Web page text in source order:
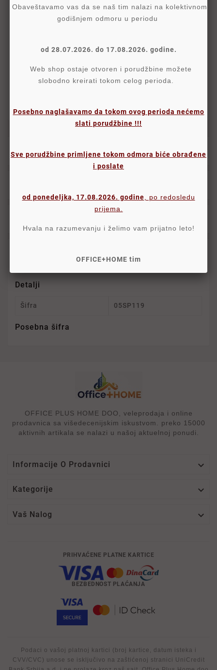
Write your review
Politika Sigurnosti
Politika Isporuke
Detalji
Detalji
Šifra 05SP119
Posebna šifra
OFFICE PLUS HOME DOO, veleprodaja i online
prodavnica sa višedecenijskim iskustvom. preko 15000
aktivnih artikala se nalazi u našoj aktuelnoj ponudi.
Informacije O Prodavnici 
Kategorije 
Vaš Nalog 
PRIHVAĆENE PLATNE KARTICE
BEZBEDNOST PLAĆANJA
Podaci o vašoj platnoj kartici (broj kartice, datum isteka i
CVV/CVC) unose se isključivo na zaštićenoj stranici UniCredit
Obaveštavamo vas da se naš tim nalazi na kolektivnom
godišnjem odmoru u periodu
od 28.07.2026. do 17.08.2026. godine.
Web shop ostaje otvoren i porudžbine možete
slobodno kreirati tokom celog perioda.
Posebno naglašavamo da tokom ovog perioda nećemo
slati porudžbine !!!
Sve porudžbine primljene tokom odmora biće obrađene
i poslate
od ponedeljka, 17.08.2026. godine , po redosledu
prijema.
Hvala na razumevanju i želimo vam prijatno leto!
OFFICE+HOME tim